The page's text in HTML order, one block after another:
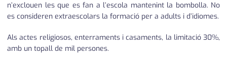
n’exclouen les que es fan a l’escola mantenint la bombolla. No
es consideren extraescolars la formació per a adults i d’idiomes.
Als actes religiosos, enterraments i casaments, la limitació 30%,
amb un topall de mil persones.